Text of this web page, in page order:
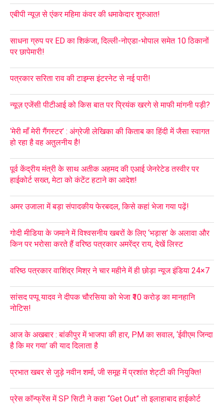
एबीपी न्यूज़ से एंकर महिमा कंवर की धमाकेदार शुरुआत!
साधना ग्रुप पर ED का शिकंजा, दिल्ली-नोएडा-भोपाल समेत 10 ठिकानों
पर छापेमारी!
पत्रकार सरिता राव की टाइम्स इंटरनेट से नई पारी!
न्यूज़ एजेंसी पीटीआई को किस बात पर प्रियंक खरगे से माफी मांगनी पड़ी?
‘मेरी माँ मेरी गैंगस्टर’ : अंग्रेजी लेखिका की किताब का हिंदी में जैसा स्वागत
हो रहा है वह अतुलनीय है!
पूर्व केंद्रीय मंत्री के साथ अतीक अहमद की एआई जेनरेटेड तस्वीर पर
हाईकोर्ट सख्त, मेटा को कंटेंट हटाने का आदेश!
अमर उजाला में बड़ा संपादकीय फेरबदल, किसे कहां भेजा गया पढ़ें!
गोदी मीडिया के जमाने में विश्वसनीय खबरों के लिए ‘भड़ास’ के अलावा और
किन पर भरोसा करते हैं वरिष्ठ पत्रकार अमरेंद्र राय, देखें लिस्ट
वरिष्ठ पत्रकार वाशिंद्र मिश्र ने चार महीने में ही छोड़ा न्यूज इंडिया 24×7
सांसद पप्पू यादव ने दीपक चौरसिया को भेजा ₹10 करोड़ का मानहानि
नोटिस!
आज के अखबार : बांकीपुर में भाजपा की हार, PM का सवाल, ‘ईवीएम जिन्दा
है कि मर गया’ की याद दिलाता है
प्रभात खबर से जुड़े नवीन शर्मा, जी समूह में प्रशांत शेट्टी की नियुक्ति!
प्रेस कॉन्फ्रेंस में SP सिटी ने कहा “Get Out” तो इलाहाबाद हाईकोर्ट